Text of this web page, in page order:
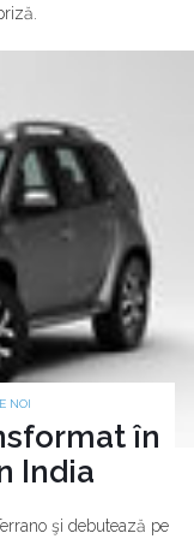
NOI
în
India
şi debutează pe